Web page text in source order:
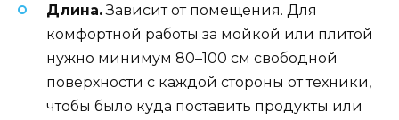
Длина.Зависит от помещения. Для
комфортной работы за мойкой или плитой
нужно минимум 80–100 см свободной
поверхности с каждой стороны от техники,
чтобы было куда поставить продукты или